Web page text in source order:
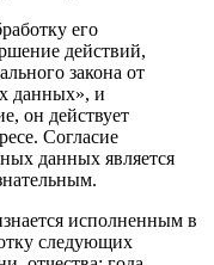
его
действий,
закона от
данных», и
он действует
Согласие
данных является
исполненным в
следующих